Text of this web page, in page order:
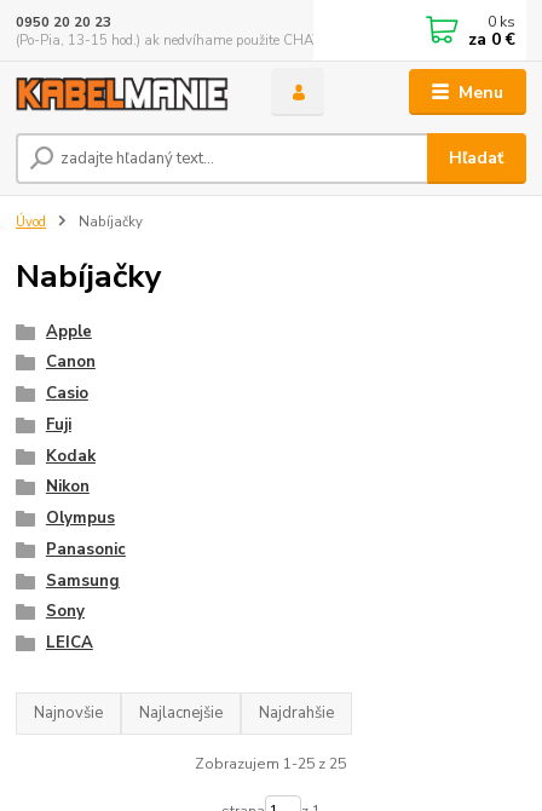
Menu
Hľadať
0950 20 20 23
(Po-Pia, 13-15 hod.) ak nedvíhame použite CHATBOX
0 ks
za 0 €
Úvod Nabíjačky
Nabíjačky
Apple
Canon
Casio
Fuji
Kodak
Nikon
Olympus
Panasonic
Samsung
Sony
LEICA
Najnovšie Najlacnejšie Najdrahšie
Zobrazujem 1-25 z 25